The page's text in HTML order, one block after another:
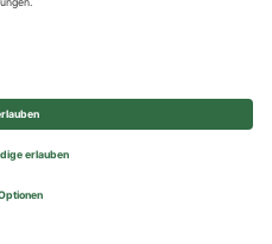
- All rights reserved